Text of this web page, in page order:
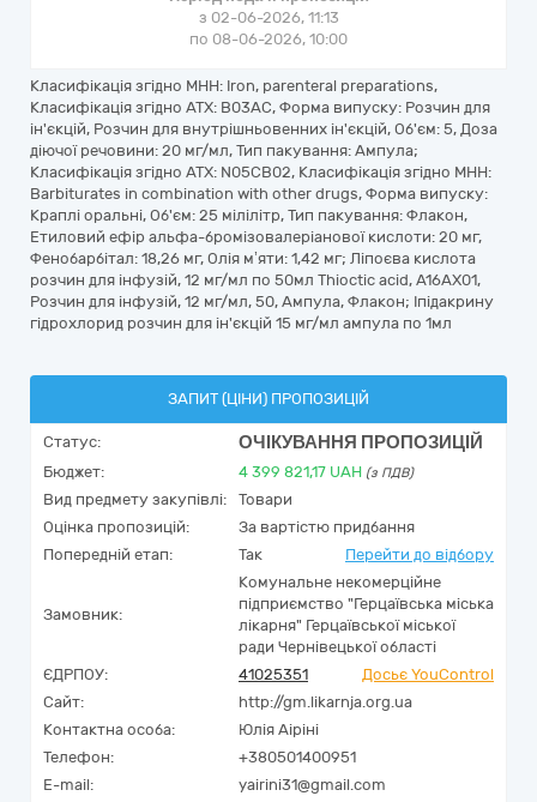
з 02-06-2026, 11:13
по 08-06-2026, 10:00
Класифікація згідно МНН: Iron, parenteral preparations,
Класифікація згідно АТХ: B03AC, Форма випуску: Розчин для
ін'єкцій, Розчин для внутрішньовенних ін'єкцій, Об'єм: 5, Доза
діючої речовини: 20 мг/мл, Тип пакування: Ампула;
Класифікація згідно АТХ: N05CB02, Класифікація згідно МНН:
Barbiturates in combination with other drugs, Форма випуску:
Краплі оральні, Об'єм: 25 мілілітр, Тип пакування: Флакон,
Етиловий ефір альфа-бромізовалеріанової кислоти: 20 мг,
Фенобарбітал: 18,26 мг, Олія м’яти: 1,42 мг; Ліпоєва кислота
розчин для інфузій, 12 мг/мл по 50мл Thioctic acid, A16AX01,
Розчин для інфузій, 12 мг/мл, 50, Ампула, Флакон; Іпідакрину
гідрохлорид розчин для ін'єкцій 15 мг/мл ампула по 1мл
ЗАПИТ (ЦІНИ) ПРОПОЗИЦІЙ
Статус: ОЧІКУВАННЯ ПРОПОЗИЦІЙ
Бюджет: 4 399 821,17 UAH (з ПДВ)
Вид предмету закупівлі:
Товари
Оцінка пропозицій:
За вартістю придбання
Попередній етап:
Так Перейти до відбору
Замовник:
Комунальне некомерційне
підприємство "Герцаївська міська
лікарня" Герцаївської міської
ради Чернівецької області
ЄДРПОУ:
41025351
Досьє YouControl
Сайт:
http://gm.likarnja.org.ua
Контактна особа:
Юлія Аіріні
Телефон:
+380501400951
E-mail:
yairini31@gmail.com